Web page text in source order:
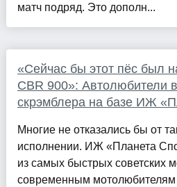
матч подряд. Это дополн...
«Сейчас бы этот пёс был
CBR 900»: Автолюбители
скрэмблера на базе ИЖ
Многие не отказались бы от
исполнении. ИЖ «Планета
из самых быстрых советских
современным мотолюбителям